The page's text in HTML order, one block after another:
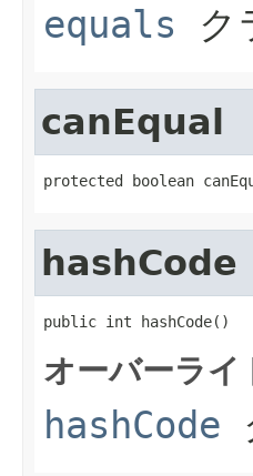
equals ク
canEqual
protected boolean
hashCode
public int hashCode()
オーバーライ
hashCode